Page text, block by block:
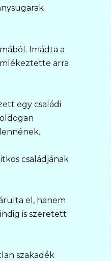
Imádta a
arra
egy családi
családjának
el, hanem
is szeretett
szakadék